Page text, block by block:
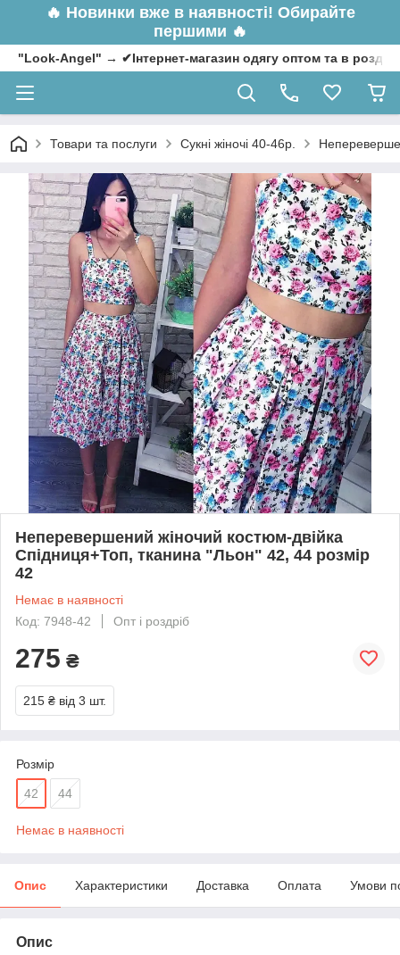
🔥 Новинки вже в наявності! Обирайте
першими 🔥
"Look-Angel" → ✔Інтернет-магазин одягу оптом та в
Товари та послуги Сукні жіночі 40-46р.
Неперевершений жіночий костюм-двійка
Спідниця+Топ, тканина "Льон" 42, 44 розмір
42
Немає в наявності
Код: 7948-42
Опт і роздріб
275 ₴
215 ₴ від 3 шт.
Розмір
42 44
Немає в наявності
Опис Характеристики Доставка Оплата Умови
Опис